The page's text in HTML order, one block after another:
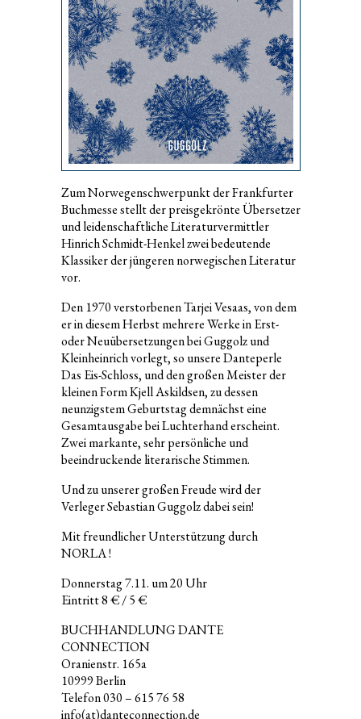
Zum Norwegenschwerpunkt der Frankfurter
Buchmesse stellt der preisgekrönte Übersetzer
und leidenschaftliche Literaturvermittler
Hinrich Schmidt-Henkel zwei bedeutende
Klassiker der jüngeren norwegischen Literatur
vor.
Den 1970 verstorbenen Tarjei Vesaas, von dem
er in diesem Herbst mehrere Werke in Erst-
oder Neuübersetzungen bei Guggolz und
Kleinheinrich vorlegt, so unsere Danteperle
Das Eis-Schloss, und den großen Meister der
kleinen Form Kjell Askildsen, zu dessen
neunzigstem Geburtstag demnächst eine
Gesamtausgabe bei Luchterhand erscheint.
Zwei markante, sehr persönliche und
beeindruckende literarische Stimmen.
Und zu unserer großen Freude wird der
Verleger Sebastian Guggolz dabei sein!
Mit freundlicher Unterstützung durch
NORLA !
Donnerstag 7.11. um 20 Uhr
Eintritt 8 € / 5 €
BUCHHANDLUNG DANTE
CONNECTION
Oranienstr. 165a
10999 Berlin
Telefon 030 – 615 76 58
info(at)danteconnection.de